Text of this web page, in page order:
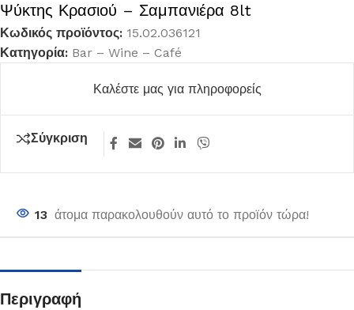
Ψύκτης Κρασιού – Σαμπανιέρα 8lt
Κωδικός προϊόντος: 15.02.036121
Κατηγορία: Bar – Wine – Café
Καλέστε μας για πληροφορείς
Σύγκριση
13 άτομα παρακολουθούν αυτό το προϊόν τώρα!
Περιγραφή